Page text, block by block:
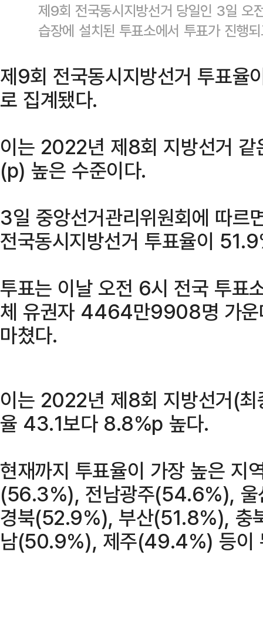
제9회 전국동시지방선거 당일인 3일 오
습장에 설치된 투표소에서 투표가 진행
제9회 전국동시지방선거 투표
로 집계됐다.
이는 2022년 제8회 지방선거
(p) 높은 수준이다.
3일 중앙선거관리위원회에 따
전국동시지방선거 투표율이
투표는 이날 오전 6시 전국 투표
체 유권자 4464만9908명 가
마쳤다.
이는 2022년 제8회 지방선거(
율 43.1보다 8.8%p 높다.
현재까지 투표율이 가장 높은
(56.3%), 전남광주(54.6%),
경북(52.9%), 부산(51.8%), 충
남(50.9%), 제주(49.4%) 등이